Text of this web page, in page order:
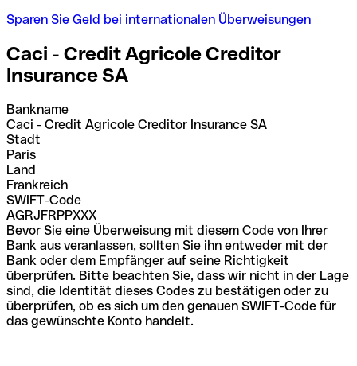
Sparen Sie Geld bei internationalen Überweisungen
Caci - Credit Agricole Creditor
Insurance SA
Bankname
Caci - Credit Agricole Creditor Insurance SA
Stadt
Paris
Land
Frankreich
SWIFT-Code
AGRJFRPPXXX
Bevor Sie eine Überweisung mit diesem Code von Ihrer
Bank aus veranlassen, sollten Sie ihn entweder mit der
Bank oder dem Empfänger auf seine Richtigkeit
überprüfen. Bitte beachten Sie, dass wir nicht in der Lage
sind, die Identität dieses Codes zu bestätigen oder zu
überprüfen, ob es sich um den genauen SWIFT-Code für
das gewünschte Konto handelt.